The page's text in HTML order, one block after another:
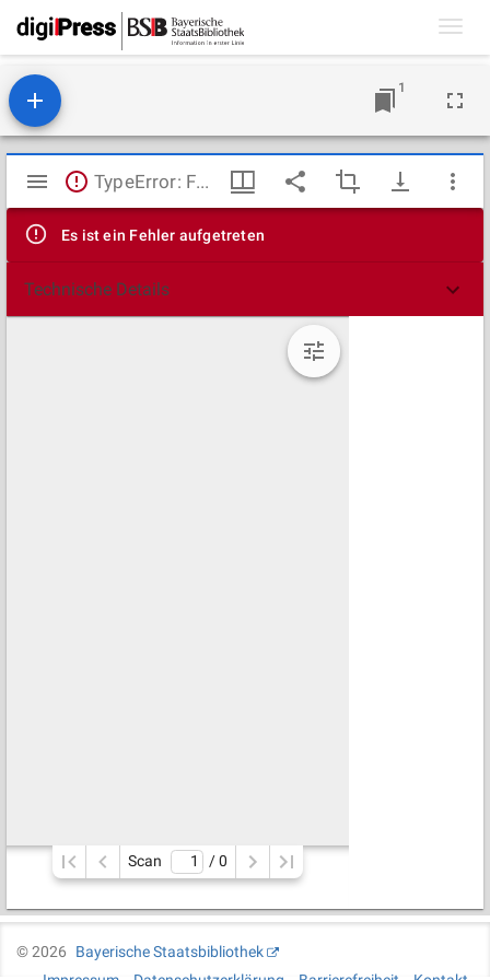
1
Mirador
Viewer
TypeError: Failed to fetch
Es ist ein Fehler aufgetreten
Technische Details
Scan / 0
©2026
Bayerische Staatsbibliothek